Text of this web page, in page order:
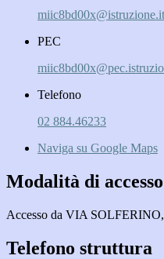
miic8bd00x@istruzione.it
PEC
Telefono
02 884.46233
Naviga su Google Maps
Modalità di accesso
Accesso da VIA
Telefono struttura